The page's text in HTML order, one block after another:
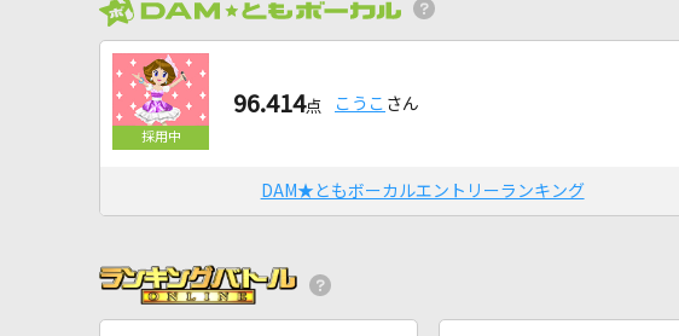
96.414点 こうこ さん
DAM★ともボーカルエントリーランキング